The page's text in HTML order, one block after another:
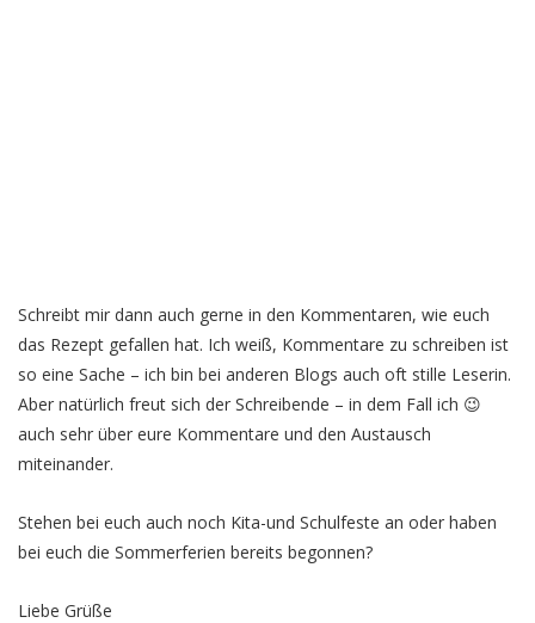
Schreibt mir dann auch gerne in den Kommentaren, wie euch
das Rezept gefallen hat. Ich weiß, Kommentare zu schreiben ist
so eine Sache – ich bin bei anderen Blogs auch oft stille Leserin.
Aber natürlich freut sich der Schreibende – in dem Fall ich 😉
auch sehr über eure Kommentare und den Austausch
miteinander.
Stehen bei euch auch noch Kita-und Schulfeste an oder haben
bei euch die Sommerferien bereits begonnen?
Liebe Grüße